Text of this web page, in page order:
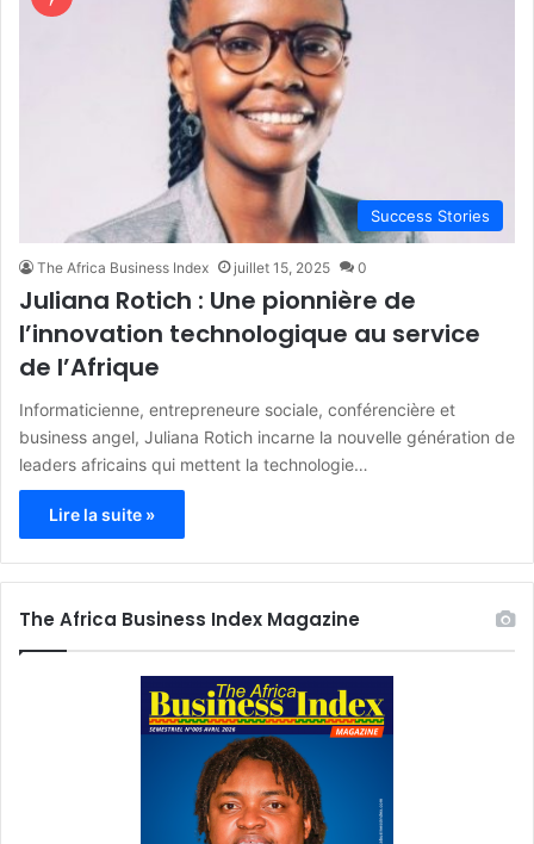
Success Stories
The Africa Business Index juillet 15, 2025 0
Juliana Rotich : Une pionnière de
l’innovation technologique au service
de l’Afrique
Informaticienne, entrepreneure sociale, conférencière et
business angel, Juliana Rotich incarne la nouvelle génération de
leaders africains qui mettent la technologie…
Lire la suite »
The Africa Business Index Magazine